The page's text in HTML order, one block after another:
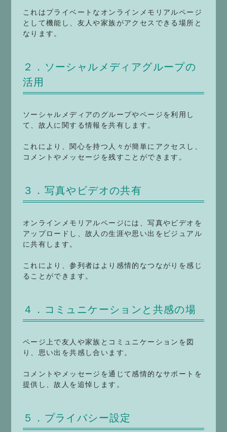
これはプライベートなオンラインメモリアルページ
として機能し、友人や家族がアクセスできる場所と
なります。
２．ソーシャルメディアグループの
活用
ソーシャルメディアのグループやページを利用し
て、故人に関する情報を共有します。
これにより、関心を持つ人々が簡単にアクセスし、
コメントやメッセージを残すことができます。
３．写真やビデオの共有
オンラインメモリアルページには、写真やビデオを
アップロードし、故人の生涯や思い出をビジュアル
に共有します。
これにより、参列者はより感情的なつながりを感じ
ることができます。
４．コミュニケーションと共感の場
ページ上で友人や家族とコミュニケーションを図
り、思い出を共感し合います。
コメントやメッセージを通じて感情的なサポートを
提供し、故人を追悼します。
５．プライバシー設定